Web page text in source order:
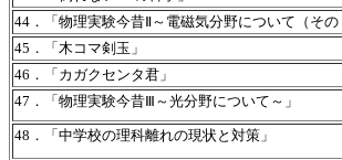
44．「物理実験今昔Ⅱ～電磁気分野について（その
45．「木コマ剣玉」
46．「カガクセンタ君」
47．「物理実験今昔Ⅲ～光分野について～」
48．「中学校の理科離れの現状と対策」